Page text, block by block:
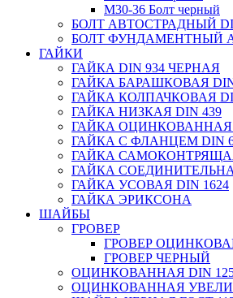
М30-36 Болт черный
БОЛТ АВТОСТРАДНЫЙ
БОЛТ ФУНДАМЕНТНЫЙ
ГАЙКИ
ГАЙКА DIN 934 ЧЕРНАЯ
ГАЙКА БАРАШКОВАЯ DIN
ГАЙКА КОЛПАЧКОВАЯ
ГАЙКА НИЗКАЯ DIN 439
ГАЙКА ОЦИНКОВАННАЯ
ГАЙКА С ФЛАНЦЕМ DIN
ГАЙКА
ГАЙКА
ГАЙКА УСОВАЯ DIN 1624
ГАЙКА ЭРИКСОНА
ШАЙБЫ
ГРОВЕР
ГРОВЕР
ГРОВЕР ЧЕРНЫЙ
ОЦИНКОВАННАЯ DIN
ОЦИНКОВАННАЯ